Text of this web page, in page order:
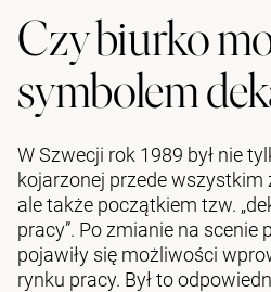
Czy biurko
symbolem
W Szwecji rok 1989 był nie
kojarzonej przede wszystkim
ale także początkiem tzw.
pracy”. Po zmianie na scenie
pojawiły się możliwości
rynku pracy. Był to